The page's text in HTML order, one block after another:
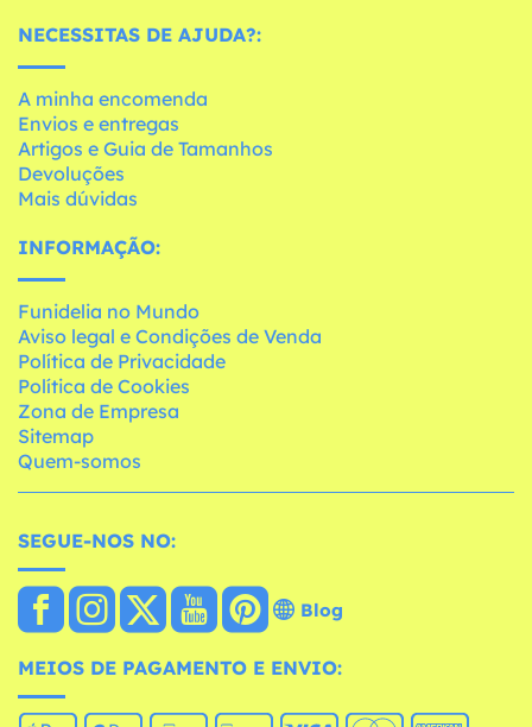
NECESSITAS DE AJUDA?:
A minha encomenda
Envios e entregas
Artigos e Guia de Tamanhos
Devoluções
Mais dúvidas
INFORMAÇÃO:
Funidelia no Mundo
Aviso legal e Condições de Venda
Política de Privacidade
Política de Cookies
Zona de Empresa
Sitemap
Quem-somos
SEGUE-NOS NO:
Blog
MEIOS DE PAGAMENTO E ENVIO: